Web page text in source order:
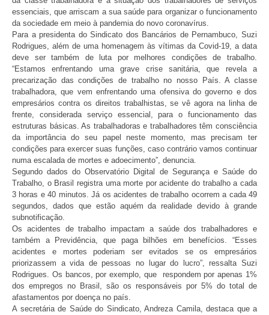
essenciais, que arriscam a sua saúde para organizar o funcionamento
da sociedade em meio à pandemia do novo coronavírus.
Para a presidenta do Sindicato dos Bancários de Pernambuco, Suzi
Rodrigues, além de uma homenagem às vítimas da Covid-19, a data
deve ser também de luta por melhores condições de trabalho.
“Estamos enfrentando uma grave crise sanitária, que revela a
precarização das condições de trabalho no nosso País. A classe
trabalhadora, que vem enfrentando uma ofensiva do governo e dos
empresários contra os direitos trabalhistas, se vê agora na linha de
frente, considerada serviço essencial, para o funcionamento das
estruturas básicas. As trabalhadoras e trabalhadores têm consciência
da importância do seu papel neste momento, mas precisam ter
condições para exercer suas funções, caso contrário vamos continuar
numa escalada de mortes e adoecimento”, denuncia.
Segundo dados do Observatório Digital de Segurança e Saúde do
Trabalho, o Brasil registra uma morte por acidente do trabalho a cada
3 horas e 40 minutos. Já os acidentes de trabalho ocorrem a cada 49
segundos, dados que estão aquém da realidade devido à grande
subnotificação.
Os acidentes de trabalho impactam a saúde dos trabalhadores e
também a Previdência, que paga bilhões em benefícios. “Esses
acidentes e mortes poderiam ser evitados se os empresários
priorizassem a vida de pessoas no lugar do lucro”, ressalta Suzi
Rodrigues. Os bancos, por exemplo, que respondem por apenas 1%
dos empregos no Brasil, são os responsáveis por 5% do total de
afastamentos por doença no país.
A secretária de Saúde do Sindicato, Andreza Camila, destaca que a